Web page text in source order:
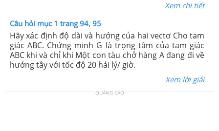
Xem chi tiết
Câu hỏi mục 1 trang 94, 95
Hãy xác định độ dài và hướng của hai vectơ Cho tam
giác ABC. Chứng minh G là trọng tâm của tam giác
ABC khi và chỉ khi Một con tàu chở hàng A đang đi về
hướng tây với tốc độ 20 hải lý/ giờ.
Xem lời giải
QUẢNG CÁO